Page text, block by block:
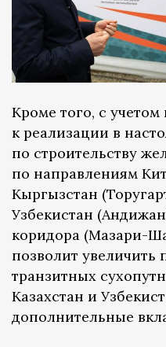
Кроме того, с
к реализации в
по строительству
по направлениям
Кыргызстан
Узбекистан
коридора (Мазари-
позволит увеличить
транзитных
Казахстан и
дополнительные